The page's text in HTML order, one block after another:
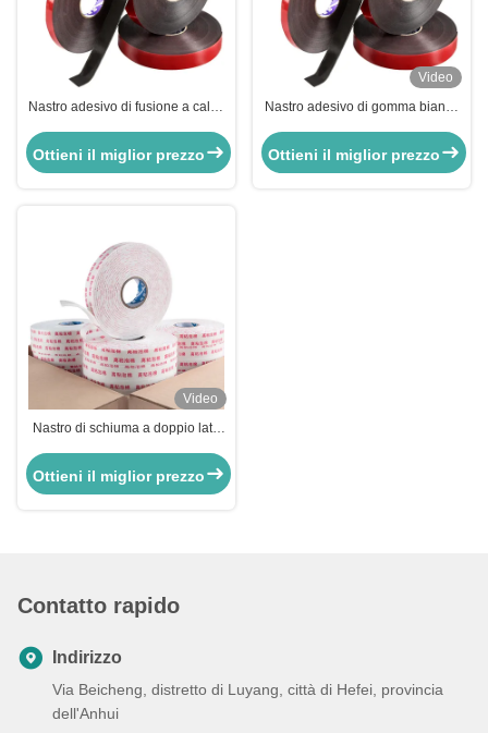
Nastro adesivo di fusione a caldo
Stringa di sigillo in schiuma di PE
Ottieni il miglior prezzo
Video
Nastro adesivo di gomma bianca
alla pressione per sigillamento
del cartone
Ottieni il miglior prezzo
Video
Nastro di schiuma a doppio lato
protezione delle finestre
Ottieni il miglior prezzo
Contatto rapido
Indirizzo
Via Beicheng, distretto di Luyang, città di Hefei, provincia
dell'Anhui